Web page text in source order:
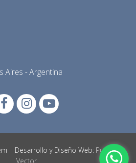
Aires - Argentina
– Desarrollo y Diseño Web: Punto y
Vector